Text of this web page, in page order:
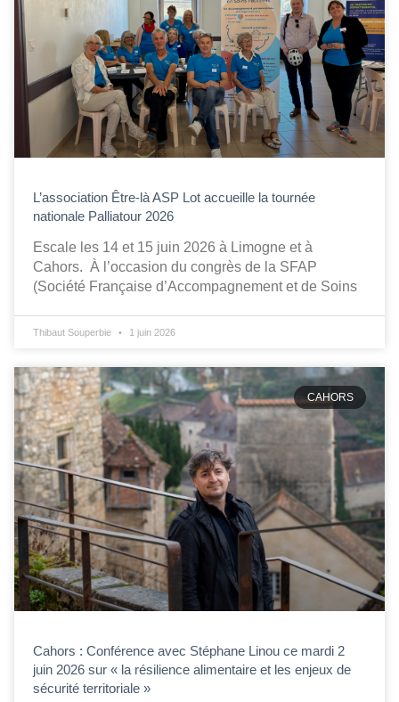
L’association Être-là ASP Lot accueille la tournée
nationale Palliatour 2026
Escale les 14 et 15 juin 2026 à Limogne et à
Cahors. À l’occasion du congrès de la SFAP
(Société Française d’Accompagnement et de Soins
Thibaut Souperbie 1 juin 2026
CAHORS
Cahors : Conférence avec Stéphane Linou ce mardi 2
juin 2026 sur « la résilience alimentaire et les enjeux de
sécurité territoriale »